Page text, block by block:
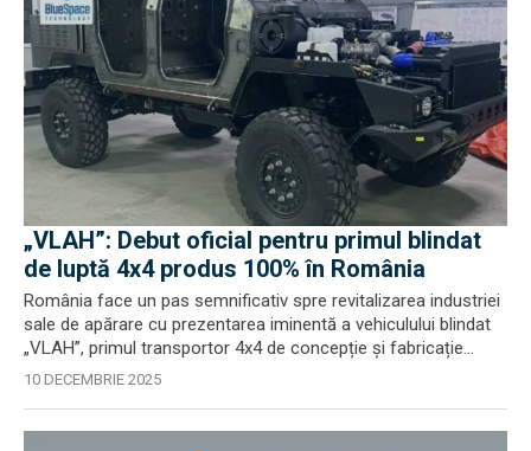
„VLAH”: Debut oficial pentru primul blindat
de luptă 4x4 produs 100% în România
România face un pas semnificativ spre revitalizarea industriei
sale de apărare cu prezentarea iminentă a vehiculului blindat
„VLAH”, primul transportor 4x4 de concepție și fabricație...
10 DECEMBRIE 2025